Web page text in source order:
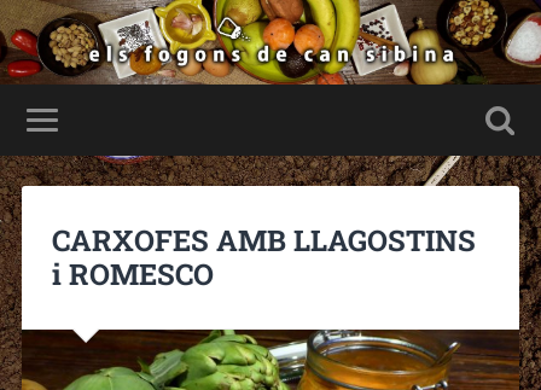
CARXOFES AMB LLAGOSTINS
i ROMESCO